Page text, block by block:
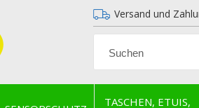
Versand und
TASCHEN, ETUIS,